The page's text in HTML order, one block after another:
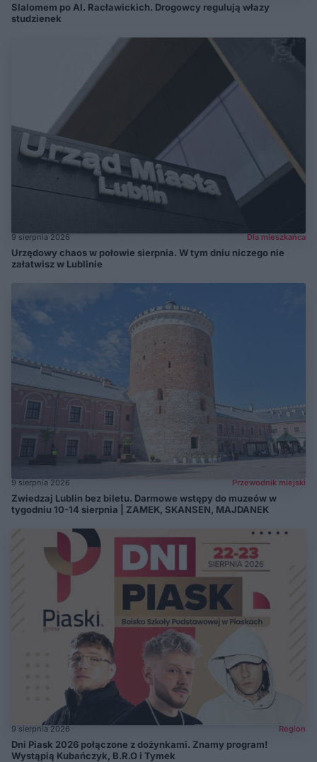
Slalomem po Al. Racławickich. Drogowcy regulują włazy
studzienek
9 sierpnia 2026 Dla mieszkańca
Urzędowy chaos w połowie sierpnia. W tym dniu niczego nie
załatwisz w Lublinie
9 sierpnia 2026 Przewodnik miejski
Zwiedzaj Lublin bez biletu. Darmowe wstępy do muzeów w
tygodniu 10-14 sierpnia | ZAMEK, SKANSEN, MAJDANEK
9 sierpnia 2026 Region
Dni Piask 2026 połączone z dożynkami. Znamy program!
Wystąpią Kubańczyk, B.R.O i Tymek